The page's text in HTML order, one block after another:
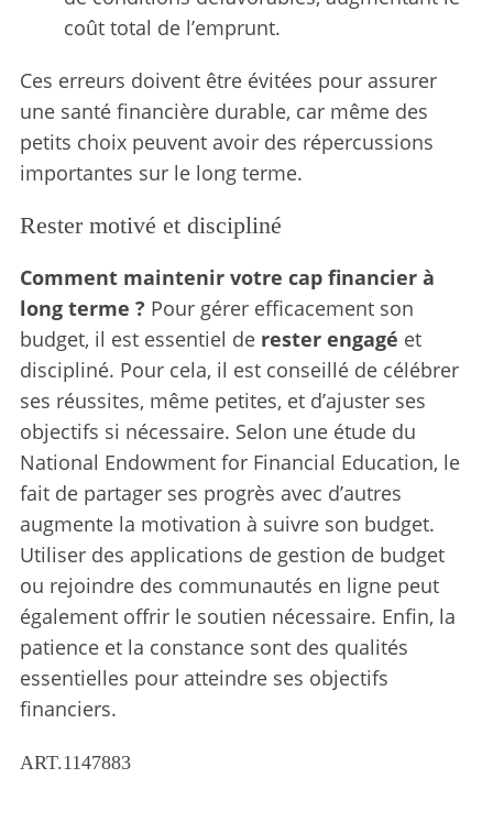
coût total de l’emprunt.
Ces erreurs doivent être évitées pour assurer
une santé financière durable, car même des
petits choix peuvent avoir des répercussions
importantes sur le long terme.
Rester motivé et discipliné
Comment maintenir votre cap financier à
long terme ? Pour gérer efficacement son
budget, il est essentiel de rester engagé et
discipliné. Pour cela, il est conseillé de célébrer
ses réussites, même petites, et d’ajuster ses
objectifs si nécessaire. Selon une étude du
National Endowment for Financial Education, le
fait de partager ses progrès avec d’autres
augmente la motivation à suivre son budget.
Utiliser des applications de gestion de budget
ou rejoindre des communautés en ligne peut
également offrir le soutien nécessaire. Enfin, la
patience et la constance sont des qualités
essentielles pour atteindre ses objectifs
financiers.
ART.1147883